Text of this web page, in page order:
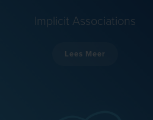
Implicit Associations
Lees Meer